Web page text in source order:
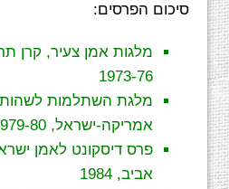
סיכום הפרסים:
מלגות אמן צעיר, קרן
1973-76
מלגת השתלמות לשהות
אמריקה-ישראל, 1979-80
פרס דיסקונט לאמן
אביב, 1984